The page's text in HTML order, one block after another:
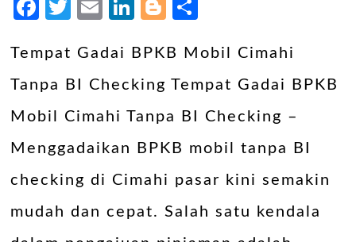
Facebook
Twitter
EmailLinkedIn
Blogger
Tempat Gadai BPKB Mobil Cimahi
Tanpa BI Checking Tempat Gadai BPKB
Mobil Cimahi Tanpa BI Checking –
Menggadaikan BPKB mobil tanpa BI
checking di Cimahi pasar kini semakin
mudah dan cepat. Salah satu kendala